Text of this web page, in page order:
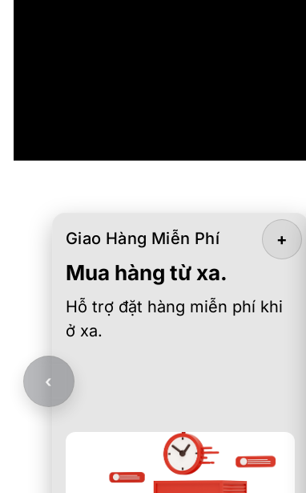
‹
Giao Hàng Miễn Phí
Mua hàng từ xa.
Hỗ trợ đặt hàng miễn phí khi
ở xa.
+